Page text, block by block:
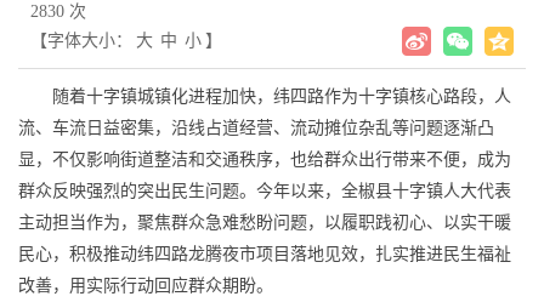
2830 次
【字体大小：
大 中 小 】
随着十字镇城镇化进程加快，纬四路作为十字镇核心路段，人
流、车流日益密集，沿线占道经营、流动摊位杂乱等问题逐渐凸
显，不仅影响街道整洁和交通秩序，也给群众出行带来不便，成为
群众反映强烈的突出民生问题。今年以来，全椒县十字镇人大代表
主动担当作为，聚焦群众急难愁盼问题，以履职践初心、以实干暖
民心，积极推动纬四路龙腾夜市项目落地见效，扎实推进民生福祉
改善，用实际行动回应群众期盼。